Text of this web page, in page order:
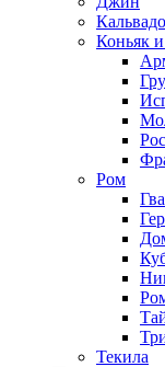
Коньяк
Ром
Текила